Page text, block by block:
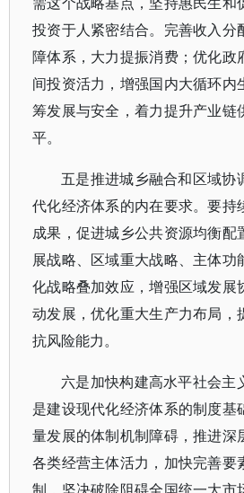
投资于人紧密结合。完善收入分
障体系，大力提振消费；优化政
间投资活力，增强国内大循环内
筹发展与安全，着力提升产业链
平。
五是推进城乡融合和区域协
代化经济体系的内在要求。要持
成果，促进城乡公共资源均衡配
展战略、区域重大战略、主体功
化战略叠加效应，增强区域发展
动发展，优化重大生产力布局，
抗风险能力。
六是加快构建高水平社会主
是建设现代化经济体系的制度基
量发展的体制机制障碍，推进深
各类经营主体活力，加快完善要